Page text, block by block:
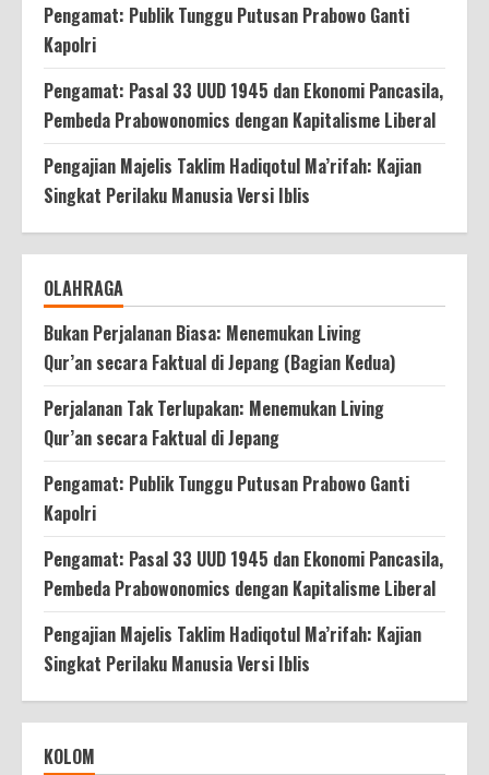
Pengamat: Publik Tunggu Putusan Prabowo Ganti
Kapolri
Pengamat: Pasal 33 UUD 1945 dan Ekonomi Pancasila,
Pembeda Prabowonomics dengan Kapitalisme Liberal
Pengajian Majelis Taklim Hadiqotul Ma’rifah: Kajian
Singkat Perilaku Manusia Versi Iblis
OLAHRAGA
Bukan Perjalanan Biasa: Menemukan Living
Qur’an secara Faktual di Jepang (Bagian Kedua)
Perjalanan Tak Terlupakan: Menemukan Living
Qur’an secara Faktual di Jepang
Pengamat: Publik Tunggu Putusan Prabowo Ganti
Kapolri
Pengamat: Pasal 33 UUD 1945 dan Ekonomi Pancasila,
Pembeda Prabowonomics dengan Kapitalisme Liberal
Pengajian Majelis Taklim Hadiqotul Ma’rifah: Kajian
Singkat Perilaku Manusia Versi Iblis
KOLOM